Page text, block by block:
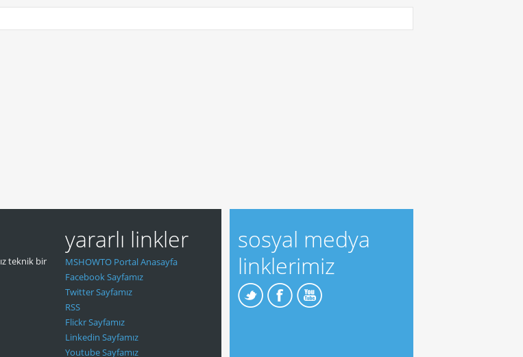
teknik bir
yararlı linkler
MSHOWTO Portal Anasayfa
Facebook Sayfamız
Twitter Sayfamız
RSS
Flickr Sayfamız
Linkedin Sayfamız
Youtube Sayfamız
sosyal medya
linklerimiz